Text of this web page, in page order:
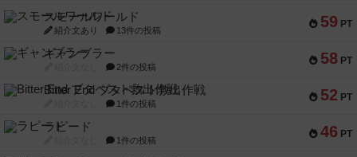
59 PT
スモールワールド
紹介文あり 13件の投稿
58 PT
ギャンブラー
2件の投稿
52 PT
Bitter End ブタペスト救出作戦
1件の投稿
46 PT
ラピード
1件の投稿